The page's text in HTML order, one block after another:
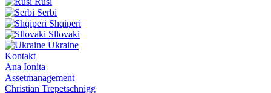
Serbi
Shqiperi
Sllovaki
Ukraine
Kontakt
Ana Ionita
Assetmanagement
Christian Trepetschnigg